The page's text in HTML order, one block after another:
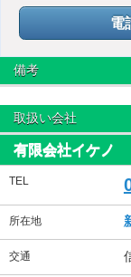
電
備考
取扱い会社
有限会社イケノ
TEL
所在地
交通